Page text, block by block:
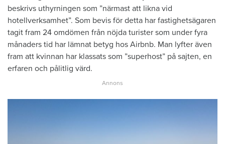
beskrivs uthyrningen som ”närmast att likna vid
hotellverksamhet”. Som bevis för detta har fastighetsägaren
tagit fram 24 omdömen från nöjda turister som under fyra
månaders tid har lämnat betyg hos Airbnb. Man lyfter även
fram att kvinnan har klassats som ”superhost” på sajten, en
erfaren och pålitlig värd.